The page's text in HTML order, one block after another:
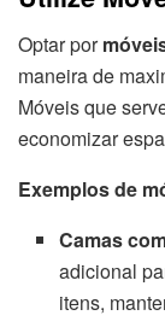
Optar por
maneira de
Móveis que
economizar
Exemplos de
Camas
adicional
itens,